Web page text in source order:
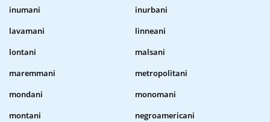
inumani
inurbani
lavamani
linneani
lontani
malsani
maremmani
metropolitani
mondani
monomani
montani
negroamericani